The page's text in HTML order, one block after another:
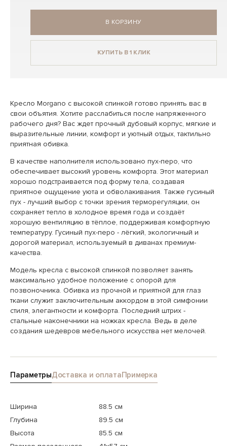
В КОРЗИНУ
КУПИТЬ В 1 КЛИК
Кресло Morgano с высокой спинкой готово принять вас в
свои объятия. Хотите расслабиться после напряженного
рабочего дня? Вас ждет прочный дубовый корпус, мягкие и
выразительные линии, комфорт и уютный отдых, тактильно
приятная обивка.
В качестве наполнителя использовано пух-перо, что
обеспечивает высокий уровень комфорта. Этот материал
хорошо подстраивается под форму тела, создавая
приятное ощущение уюта и обволакивания. Также гусиный
пух - лучший выбор с точки зрения терморегуляции, он
сохраняет тепло в холодное время года и создаёт
хорошую вентиляцию в тёплое, поддерживая комфортную
температуру. Гусиный пух-перо - лёгкий, экологичный и
дорогой материал, используемый в диванах премиум-
качества.
Модель кресла с высокой спинкой позволяет занять
максимально удобное положение с опорой для
позвоночника. Обивка из прочной и приятной для глаз
ткани служит заключительным аккордом в этой симфонии
стиля, элегантности и комфорта. Последний штрих -
стальные наконечники на ножках кресла. Ведь в деле
создания шедевров мебельного искусства нет мелочей.
ПараметрыДоставка и оплатаПримерка
Ширина
88.5 см
Глубина
89.5 см
Высота
85.5 см